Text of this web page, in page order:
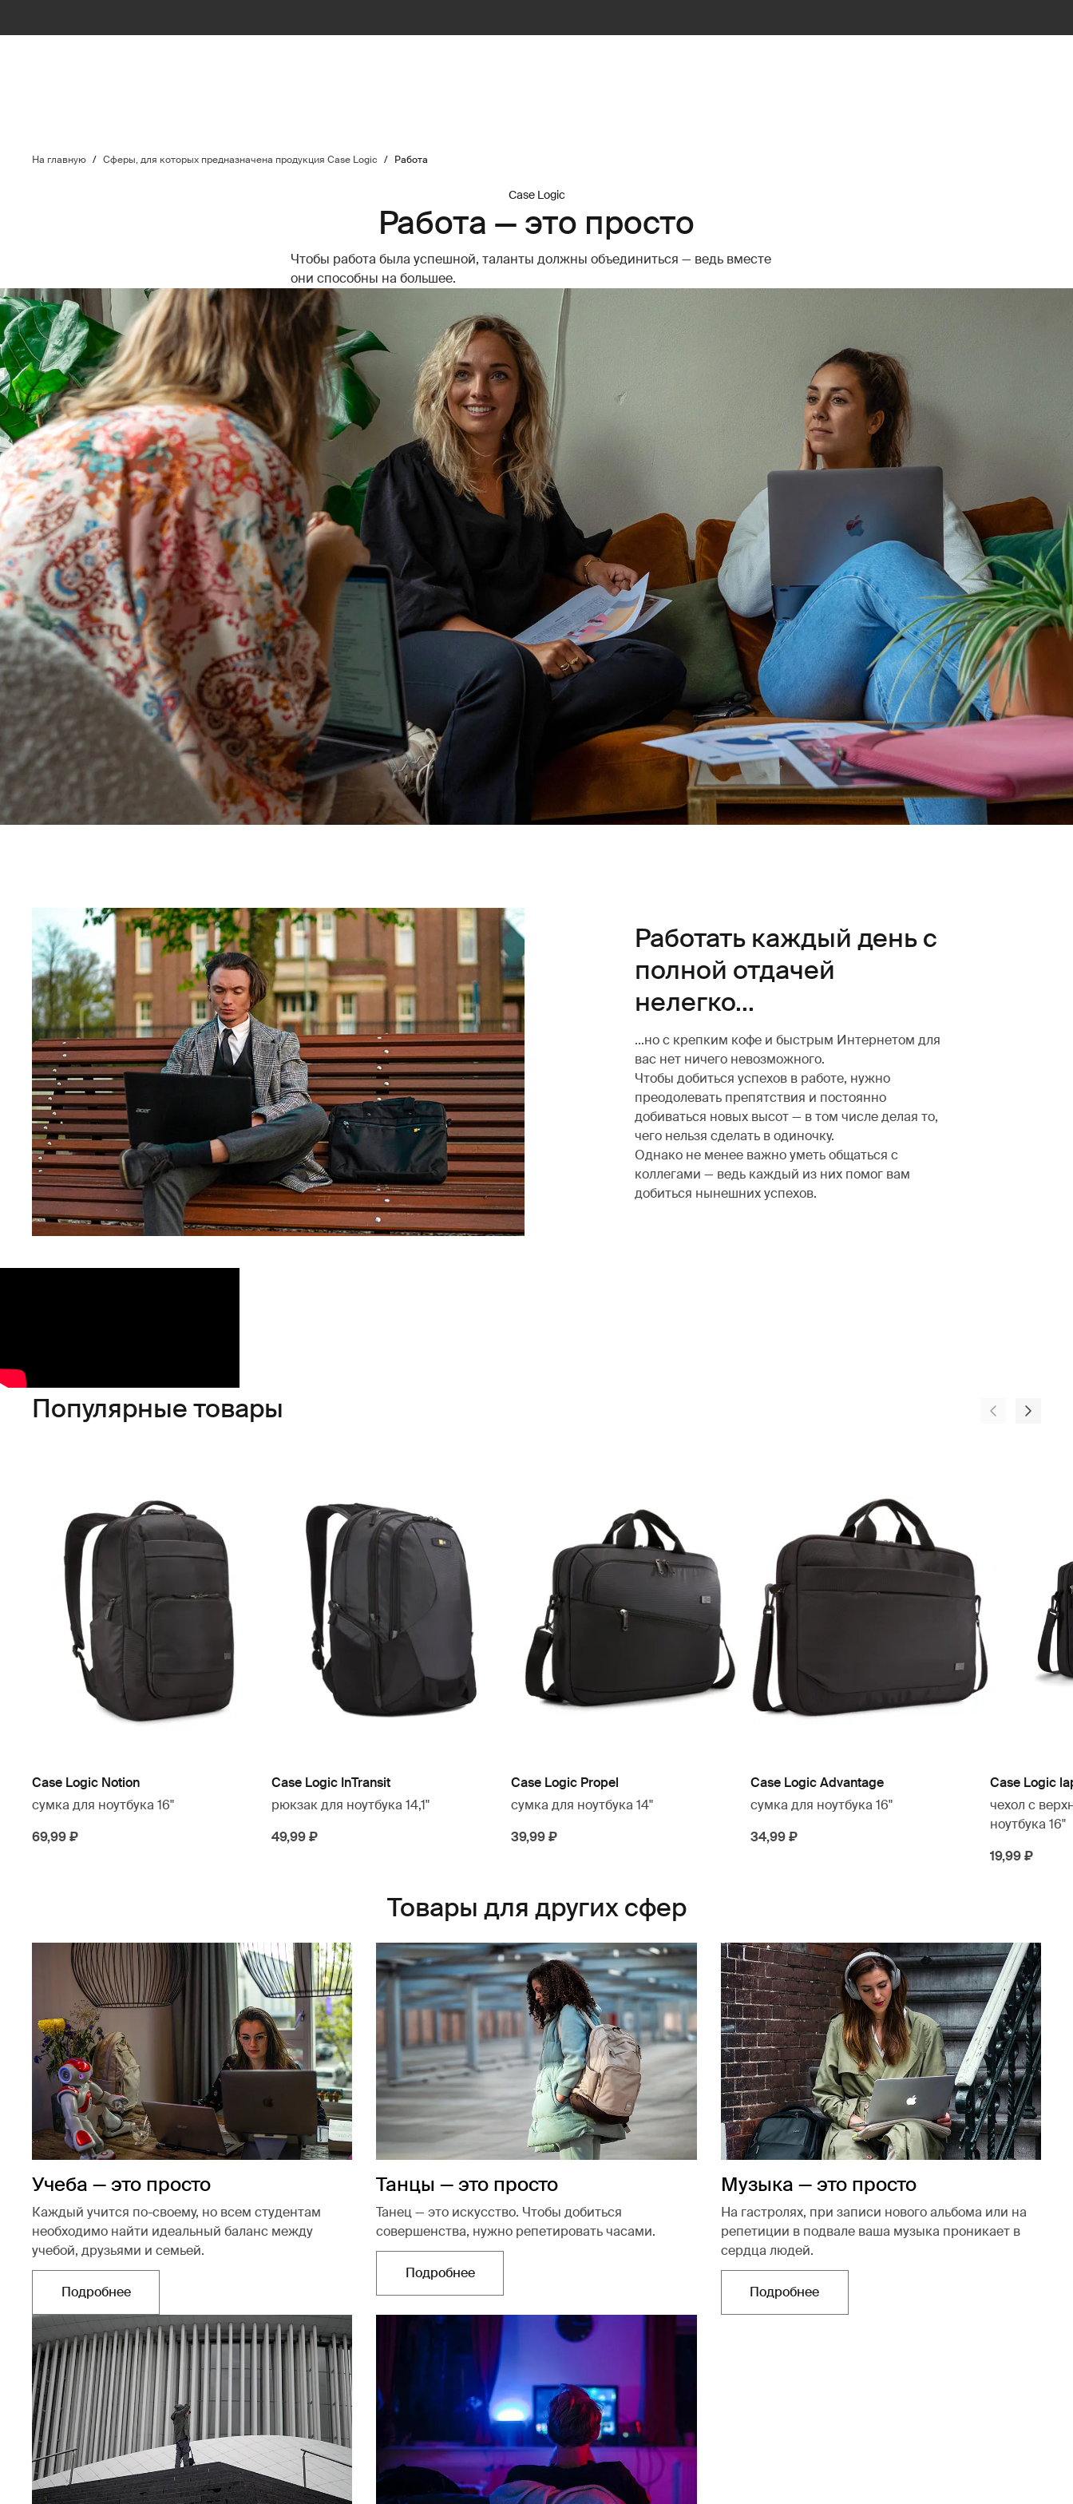
На главную / Сферы, для которых предназначена продукция Case Logic / Работа
Case Logic
Работа — это просто
Чтобы работа была успешной, таланты должны объединиться — ведь вместе
они способны на большее.
Работать каждый день с
полной отдачей
нелегко...
...но с крепким кофе и быстрым Интернетом для
вас нет ничего невозможного.
Чтобы добиться успехов в работе, нужно
преодолевать препятствия и постоянно
добиваться новых высот — в том числе делая то,
чего нельзя сделать в одиночку.
Однако не менее важно уметь общаться с
коллегами — ведь каждый из них помог вам
добиться нынешних успехов.
Популярные товары
Case Logic Notion
сумка для ноутбука 16"
69,99 ₽
Case Logic InTransit
рюкзак для ноутбука 14,1"
49,99 ₽
Case Logic Propel
сумка для ноутбука 14"
39,99 ₽
Case Logic Advantage
сумка для ноутбука 16"
34,99 ₽
Case Logic
чехол с
ноутбука 16"
19,99 ₽
Товары для других сфер
Учеба — это просто
Каждый учится по-своему, но всем студентам
необходимо найти идеальный баланс между
учебой, друзьями и семьей.
ПодробнееОткрывается в новой вкладке
Танцы — это просто
Танец — это искусство. Чтобы добиться
совершенства, нужно репетировать часами.
ПодробнееОткрывается в новой вкладке
Музыка — это просто
На гастролях, при записи нового альбома или на
репетиции в подвале ваша музыка проникает в
сердца людей.
ПодробнееОткрывается в новой вкладке